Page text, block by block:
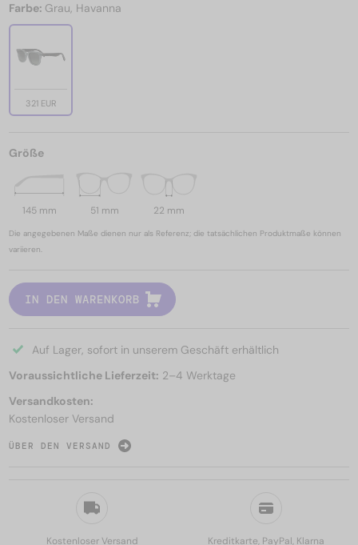
Kostenloser Versand Kreditkarte, PayPal, Klarna
Farbe: Grau, Havanna
321 EUR
Größe
145 mm 51 mm 22 mm
Die angegebenen Maße dienen nur als Referenz; die tatsächlichen Produktmaße können
variieren.
IN DEN WARENKORB
Auf Lager, sofort in unserem Geschäft erhältlich
Voraussichtliche Lieferzeit: 2–4 Werktage
Versandkosten:
Kostenloser Versand
ÜBER DEN VERSAND